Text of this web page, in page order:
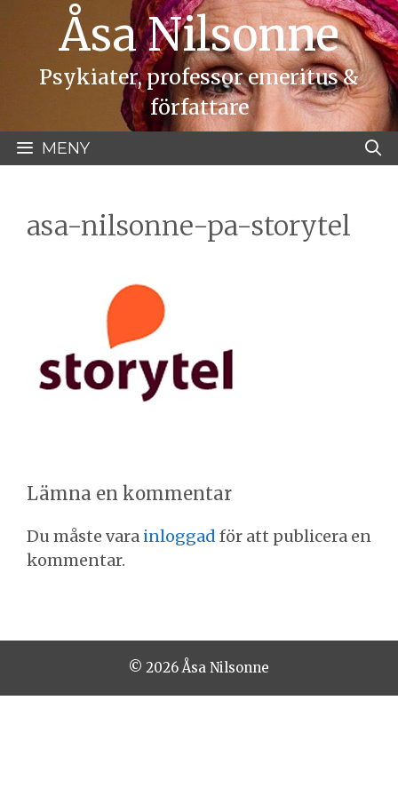
Åsa Nilsonne
Psykiater, professor emeritus &
författare
MENY
asa-nilsonne-pa-storytel
Lämna en kommentar
Du måste vara inloggad för att publicera en
kommentar.
© 2026 Åsa Nilsonne